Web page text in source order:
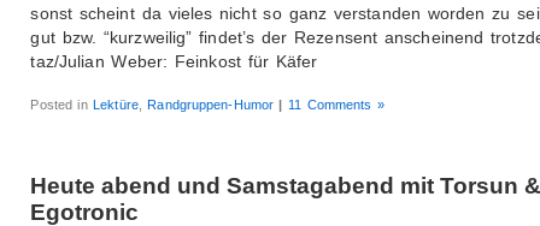
sonst scheint da vieles nicht so ganz verstanden worden zu
gut bzw. “kurzweilig” findet’s der Rezensent anscheinend
taz/Julian Weber: Feinkost für Käfer
Posted inLektüre,Randgruppen-Humor | 11 Comments »
Heute abend und Samstagabend mit Torsun
Egotronic